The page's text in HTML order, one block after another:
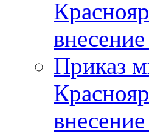
Приказ